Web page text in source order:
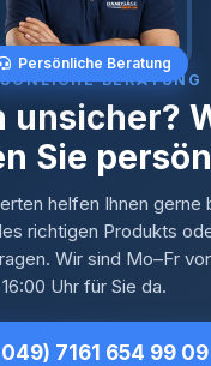
Persönliche Beratung
BERATUNG
unsicher?
Sie
helfen Ihnen gerne
richtigen Produkts
Wir sind Mo–Fr
16:00 Uhr für Sie da.
7161 654 99 09